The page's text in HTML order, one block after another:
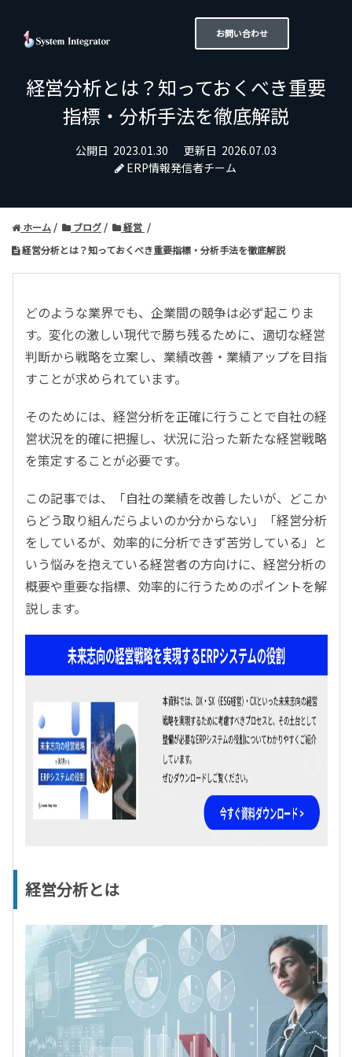
お問い合わせ
経営分析とは？知っておくべき重要
指標・分析手法を徹底解説
公開日 2023.01.30 更新日 2026.07.03
ERP情報発信者チーム
ホーム ブログ
経営
経営分析とは？知っておくべき重要指標・分析手法を徹底解説
どのような業界でも、企業間の競争は必ず起こりま
す。変化の激しい現代で勝ち残るために、適切な経営
判断から戦略を立案し、業績改善・業績アップを目指
すことが求められています。
そのためには、経営分析を正確に行うことで自社の経
営状況を的確に把握し、状況に沿った新たな経営戦略
を策定することが必要です。
この記事では、「自社の業績を改善したいが、どこか
らどう取り組んだらよいのか分からない」「経営分析
をしているが、効率的に分析できず苦労している」と
いう悩みを抱えている経営者の方向けに、経営分析の
概要や重要な指標、効率的に行うためのポイントを解
説します。
経営分析とは